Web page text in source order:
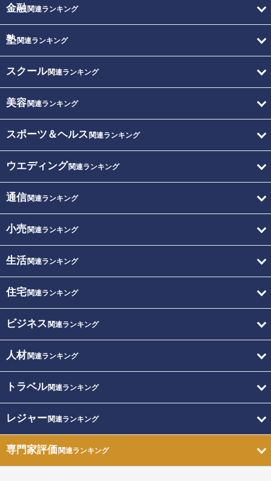
金融関連ランキング
塾関連ランキング
スクール関連ランキング
美容関連ランキング
スポーツ＆ヘルス 関連ランキング
ウエディング関連ランキング
通信関連ランキング
小売関連ランキング
生活関連ランキング
住宅関連ランキング
ビジネス 関連ランキング
人材関連ランキング
トラベル関連ランキング
レジャー関連ランキング
専門家評価関連ランキング